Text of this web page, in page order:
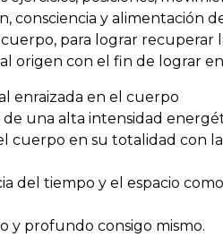
consciencia y alimentación
para lograr recuperar
origen con el fin de lograr
enraizada en el cuerpo
una alta intensidad
cuerpo en su totalidad con
del tiempo y el espacio
y profundo consigo mismo.